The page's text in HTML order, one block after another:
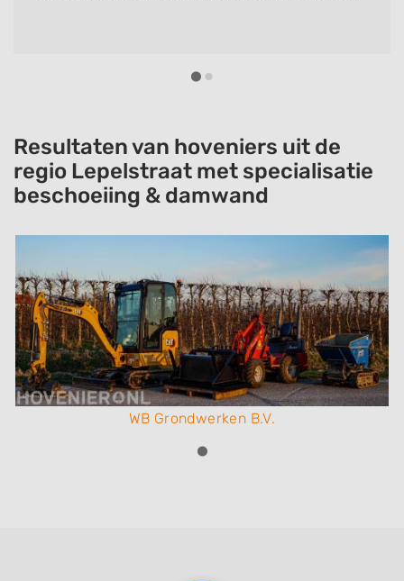
Resultaten van hoveniers uit de
regio Lepelstraat met specialisatie
beschoeiing & damwand
WB Grondwerken B.V.